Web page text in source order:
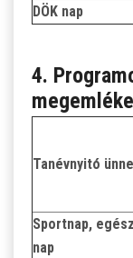
DÖK nap
4.
Tanévnyitó
Sportnap,
nap